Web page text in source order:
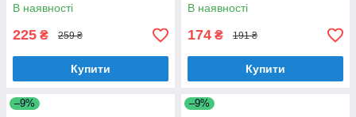
В наявності
225 ₴ 259 ₴
Купити
В наявності
174 ₴ 191 ₴
Купити
–9% –9%